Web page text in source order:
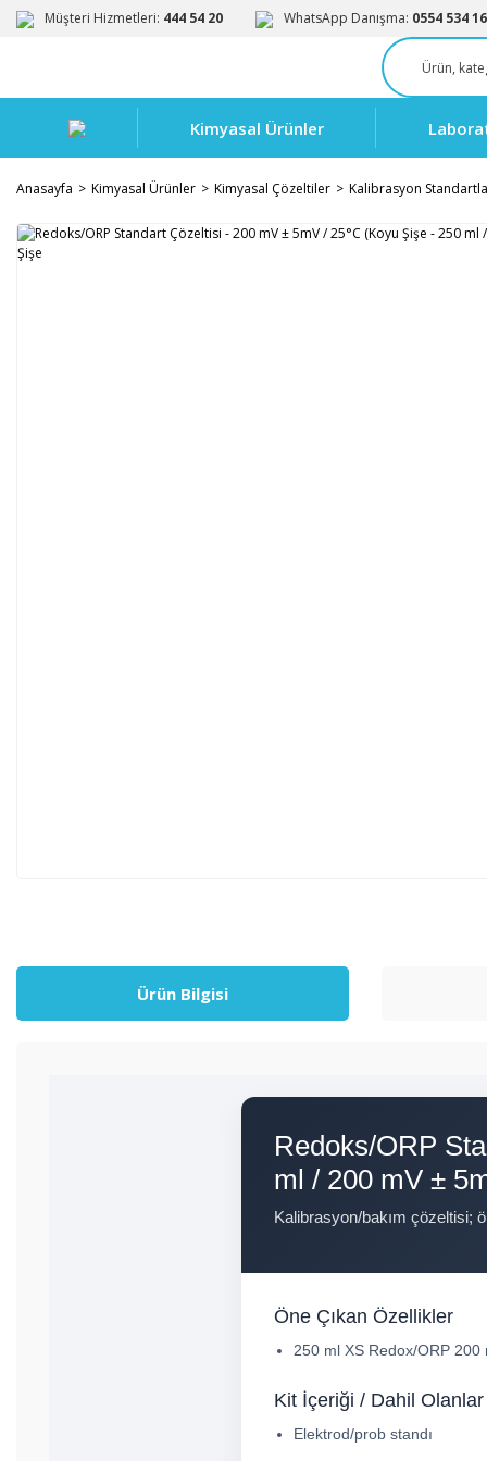
Müşteri Hizmetleri: 444 54 20 WhatsApp Danışma: 0554 534
Kimyasal Ürünler
Anasayfa Kimyasal Ürünler Kimyasal Çözeltiler Kalibrasyon
Ürün Bilgisi
Redoks/ORP
ml / 200 mV ±
Kalibrasyon/bakım çözeltisi;
Öne Çıkan Özellikler
250 ml XS Redox/ORP
Kit İçeriği / Dahil Olanlar
Elektrod/prob standı